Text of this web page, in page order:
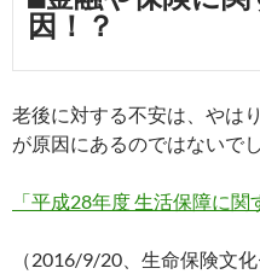
因！？
老後に対する不安は、やは
が原因にあるのではないで
「平成28年度 生活保障に関
（2016/9/20、生命保険文化